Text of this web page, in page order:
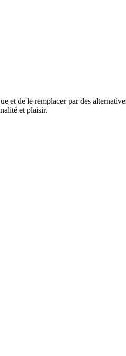
et de le remplacer par des
et plaisir.